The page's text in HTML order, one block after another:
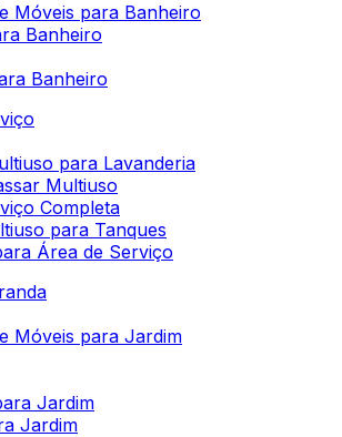
Móveis para Banheiro
Banheiro
Banheiro
para Lavanderia
Multiuso
Completa
para Tanques
Área de Serviço
Móveis para Jardim
Jardim
Jardim